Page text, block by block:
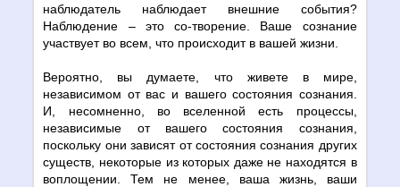
наблюдатель наблюдает внешние события?
Наблюдение – это cо-творение. Ваше сознание
участвует во всем, что происходит в вашей жизни.
Вероятно, вы думаете, что живете в мире,
независимом от вас и вашего состояния сознания.
И, несомненно, во вселенной есть процессы,
независимые от вашего состояния сознания,
поскольку они зависят от состояния сознания других
существ, некоторые из которых даже не находятся в
воплощении. Тем не менее, ваша жизнь, ваши